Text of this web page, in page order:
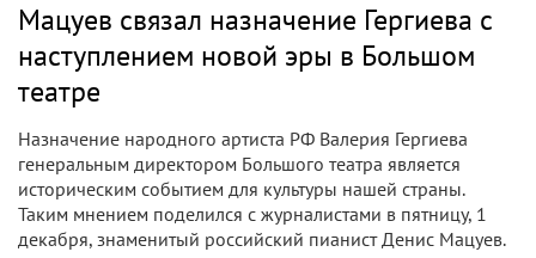
Мацуев связал назначение Гергиева с
наступлением новой эры в Большом
театре
Назначение народного артиста РФ Валерия Гергиева
генеральным директором Большого театра является
историческим событием для культуры нашей страны.
Таким мнением поделился с журналистами в пятницу, 1
декабря, знаменитый российский пианист Денис Мацуев.